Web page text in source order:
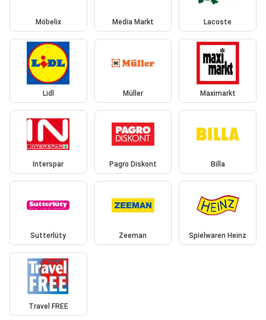
Möbelix Media Markt Lacoste
Lidl Müller Maximarkt
Interspar Pagro Diskont Billa
Sutterlüty Zeeman Spielwaren Heinz
Travel FREE